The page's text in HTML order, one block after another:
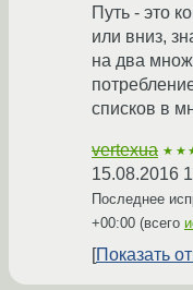
Путь - это
или вниз,
на два
списков в
vertexua
15.08.2016
Последнее
+00:00 (всего
Показать